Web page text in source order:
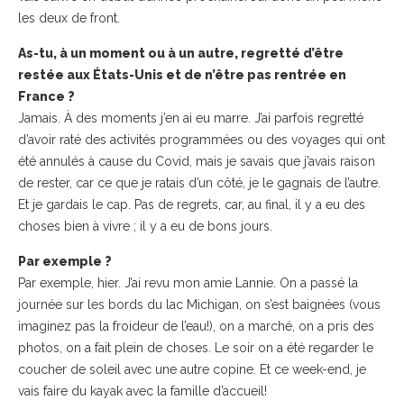
les deux de front.
As-tu, à un moment ou à un autre, regretté d’être
restée aux États-Unis et de n’être pas rentrée en
France ?
Jamais. À des moments j’en ai eu marre. J’ai parfois regretté
d’avoir raté des activités programmées ou des voyages qui ont
été annulés à cause du Covid, mais je savais que j’avais raison
de rester, car ce que je ratais d’un côté, je le gagnais de l’autre.
Et je gardais le cap. Pas de regrets, car, au final, il y a eu des
choses bien à vivre ; il y a eu de bons jours.
Par exemple ?
Par exemple, hier. J’ai revu mon amie Lannie. On a passé la
journée sur les bords du lac Michigan, on s’est baignées (vous
imaginez pas la froideur de l’eau!), on a marché, on a pris des
photos, on a fait plein de choses. Le soir on a été regarder le
coucher de soleil avec une autre copine. Et ce week-end, je
vais faire du kayak avec la famille d’accueil!